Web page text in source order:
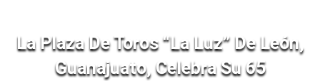
La Plaza De Toros “La Luz” De León,
Guanajuato, Celebra Su 65